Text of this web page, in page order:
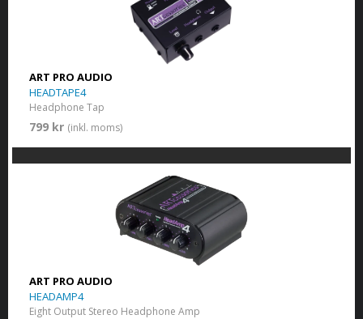
ART PRO AUDIO
HEADTAPE4
Headphone Tap
799 kr (inkl. moms)
ART PRO AUDIO
HEADAMP4
Eight Output Stereo Headphone Amp